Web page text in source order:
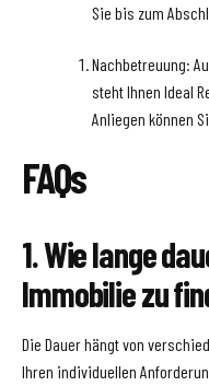
Sie bis zum
Nachbetreuung:
steht Ihnen Ideal
Anliegen können
FAQs
1. Wie lange
Immobilie zu
Die Dauer hängt von
Ihren individuellen